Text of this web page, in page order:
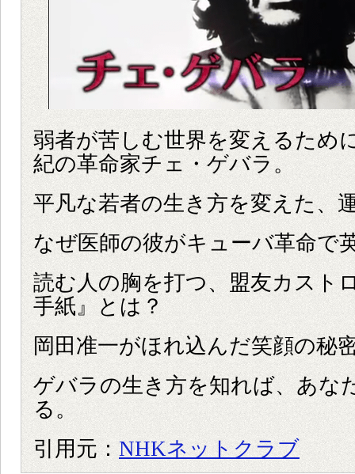
弱者が苦しむ世界を変えるため
紀の革命家チェ・ゲバラ。
平凡な若者の生き方を変えた、
なぜ医師の彼がキューバ革命で
読む人の胸を打つ、盟友カスト
手紙』とは？
岡田准一がほれ込んだ笑顔の秘
ゲバラの生き方を知れば、あな
る。
引用元： NHKネットクラブ